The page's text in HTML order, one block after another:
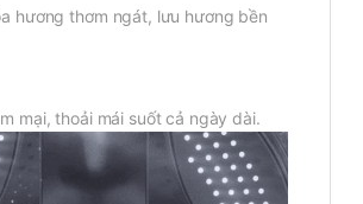
hương thơm ngát, lưu hương bền
mại, thoải mái suốt cả ngày dài.